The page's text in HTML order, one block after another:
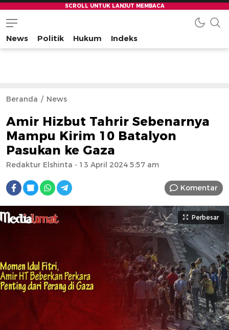
News Politik Hukum Indeks
Beranda News
Amir Hizbut Tahrir Sebenarnya
Mampu Kirim 10 Batalyon
Pasukan ke Gaza
Redaktur Elshinta - 13 April 2024 5:57 am
Komentar
Perbesar